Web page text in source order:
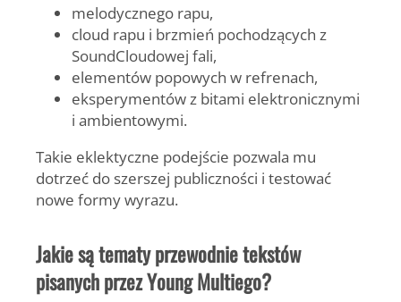
melodycznego rapu,
cloud rapu i brzmień pochodzących z
SoundCloudowej fali,
elementów popowych w refrenach,
eksperymentów z bitami elektronicznymi
i ambientowymi.
Takie eklektyczne podejście pozwala mu
dotrzeć do szerszej publiczności i testować
nowe formy wyrazu.
Jakie są tematy przewodnie tekstów
pisanych przez Young Multiego?